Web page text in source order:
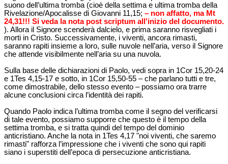
suono dell’ultima tromba (cioè della settima e ultima tromba della
Rivelazione/Apocalisse di Giovanni 11,15; – non affatto, ma Mt
24,31!!! Si veda la nota post scriptum all'inizio del documento.
). Allora il Signore scenderà dalcielo, e prima saranno risvegliati i
morti in Cristo. Successivamente, i viventi, ancora rimasti,
saranno rapiti insieme a loro, sulle nuvole nell’aria, verso il Signore
che attende visibilmente nell’aria su una nuvola.
Sulla base delle dichiarazioni di Paolo, vedi sopra in 1Cor 15,20-24
e 1Tes 4,15-17 e sotto, in 1Cor 15,50-55 – che parlano tutti e tre,
come dimostrabile, dello stesso evento – possiamo ora trarre
alcune conclusioni circa l’identità dei rapiti.
Quando Paolo indica l’ultima tromba come il segno del verificarsi
di tale evento, possiamo supporre che questo è il tempo della
settima tromba, e si tratta quindi del tempo del dominio
anticristiano. Anche la nota in 1Tes 4,17 "noi viventi, che saremo
rimasti" rafforza l’impressione che i viventi che sono qui rapiti
siano i superstiti dell’epoca di persecuzione anticristiana.